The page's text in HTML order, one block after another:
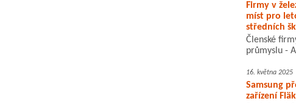
Firmy v
míst pro
středních
Členské
průmyslu -
16. května 2025
Samsung
zařízení